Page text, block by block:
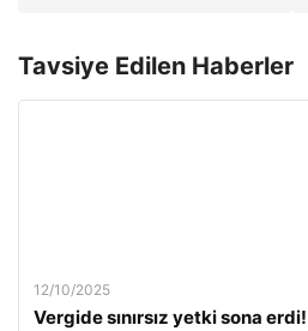
Tavsiye Edilen Haberler
12/10/2025
Vergide sınırsız yetki sona erdi!